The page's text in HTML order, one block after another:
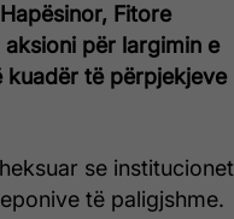
Fitore
për largimin e
kuadër të përpjekjeve
se institucionet
të paligjshme.